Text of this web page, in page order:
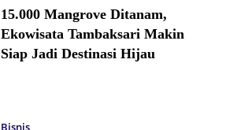
15.000 Mangrove Ditanam,
Ekowisata Tambaksari Makin
Siap Jadi Destinasi Hijau
Bisnis